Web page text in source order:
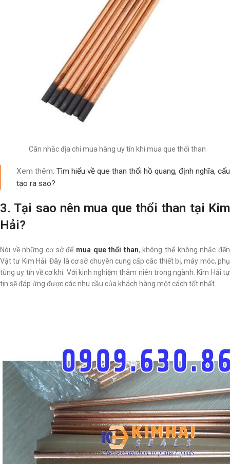
Cân nhắc địa chỉ mua hàng uy tín khi mua que thổi than
Xem thêm: Tìm hiểu về que than thổi hồ quang, định nghĩa, cấu
tạo ra sao?
3. Tại sao nên mua que thổi than tại Kim
Hải?
Nói về những cơ sở để mua que thổi than, không thể không nhắc đến
Vật tư Kim Hải. Đây là cơ sở chuyên cung cấp các thiết bị, máy móc, phụ
tùng uy tín về cơ khí. Với kinh nghiệm thâm niên trong ngành. Kim Hải tự
tin sẽ đáp ứng được các nhu cầu của khách hàng một cách tốt nhất.